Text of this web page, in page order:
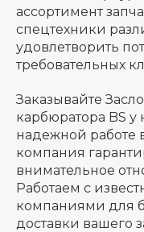
ассортимент
спецтехники
удовлетворить
требовательных
Заказывайте
карбюратора BS у
надежной работе
компания
внимательное
Работаем с
компаниями для
доставки вашего